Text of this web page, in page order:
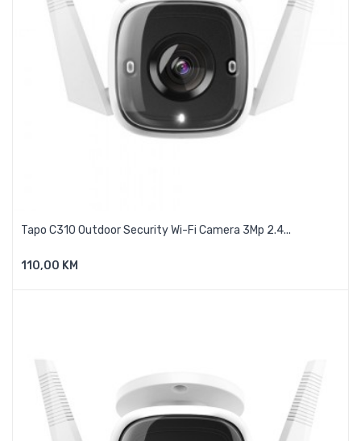
Tapo C310 Outdoor Security Wi-Fi Camera 3Mp 2.4...
110,00 KM
Dodaj U Košaricu